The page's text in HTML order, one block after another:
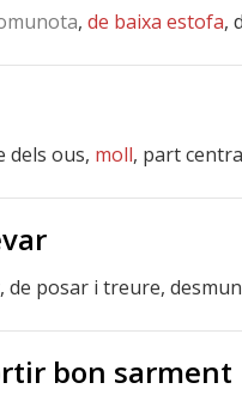
, de baixa estofa,
dels ous, moll, part
de posar i treure,
bon sarment